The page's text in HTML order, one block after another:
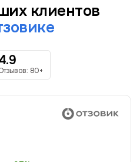
клиентов
80+